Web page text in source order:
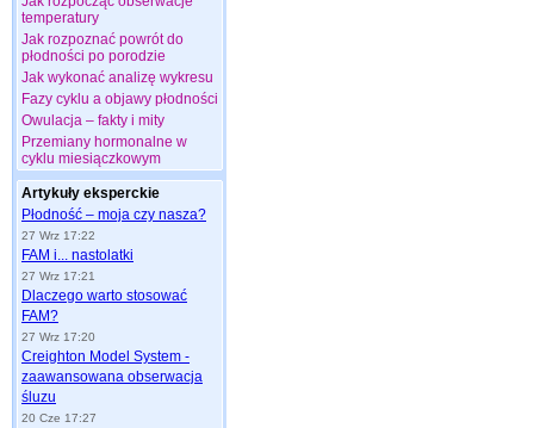
temperatury
Jak rozpoznać powrót do
płodności po porodzie
Jak wykonać analizę wykresu
Fazy cyklu a objawy płodności
Owulacja – fakty i mity
Przemiany hormonalne w
cyklu miesiączkowym
Artykuły eksperckie
Płodność – moja czy nasza?
27 Wrz 17:22
FAM i... nastolatki
27 Wrz 17:21
Dlaczego warto stosować
FAM?
27 Wrz 17:20
Creighton Model System -
zaawansowana obserwacja
śluzu
20 Cze 17:27